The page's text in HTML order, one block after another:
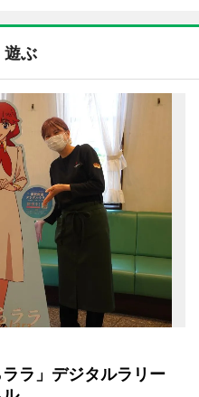
遊ぶ
ラ」デジタルラリー